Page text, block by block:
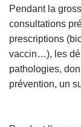
Pendant la
consultations
prescriptions
vaccin…), les d
pathologies,
prévention, un